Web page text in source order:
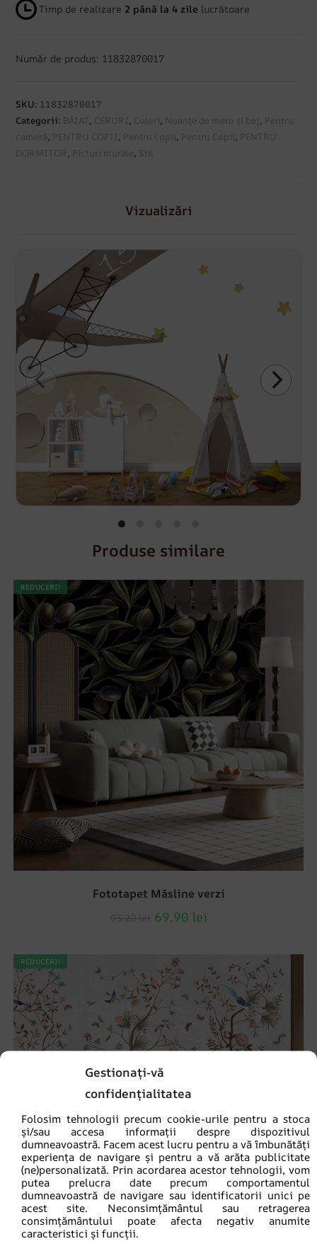
Gestionați-vă
confidențialitatea
Folosim tehnologii precum cookie-urile pentru a stoca
și/sau accesa informații despre dispozitivul
dumneavoastră. Facem acest lucru pentru a vă îmbunătăți
experiența de navigare și pentru a vă arăta publicitate
(ne)personalizată. Prin acordarea acestor tehnologii, vom
putea prelucra date precum comportamentul
dumneavoastră de navigare sau identificatorii unici pe
acest site. Neconsimțământul sau retragerea
consimțământului poate afecta negativ anumite
caracteristici și funcții.
Timp de realizare 2 până la 4 zile lucrătoare
Număr de produs: 11832870017
SKU: 11832870017
Categorii: BĂIAT, CERURI, Culori, Nuanțe de maro și bej , Pentru
cameră, PENTRU COPII, Pentru copii, Pentru Copii, PENTRU
DORMITOR, Picturi murale, Stil
Vizualizări
Produse similare
REDUCERI!
Fototapet Măsline verzi
69.90 lei
REDUCERI!